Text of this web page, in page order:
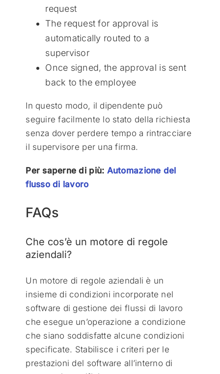
request
The request for approval is
automatically routed to a
supervisor
Once signed, the approval is sent
back to the employee
In questo modo, il dipendente può
seguire facilmente lo stato della richiesta
senza dover perdere tempo a rintracciare
il supervisore per una firma.
Per saperne di più: Automazione del
flusso di lavoro
FAQs
Che cos’è un motore di regole
aziendali?
Un motore di regole aziendali è un
insieme di condizioni incorporate nel
software di gestione dei flussi di lavoro
che esegue un’operazione a condizione
che siano soddisfatte alcune condizioni
specificate. Stabilisce i criteri per le
prestazioni del software all’interno di